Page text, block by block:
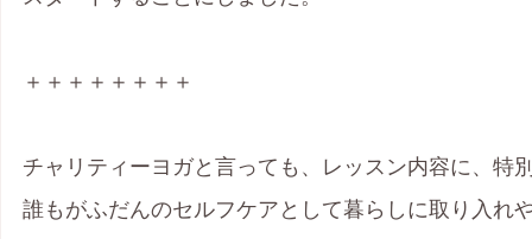
＋＋＋＋＋＋＋＋
チャリティーヨガと言っても、レッスン内容に、特
誰もがふだんのセルフケアとして暮らしに取り入れ